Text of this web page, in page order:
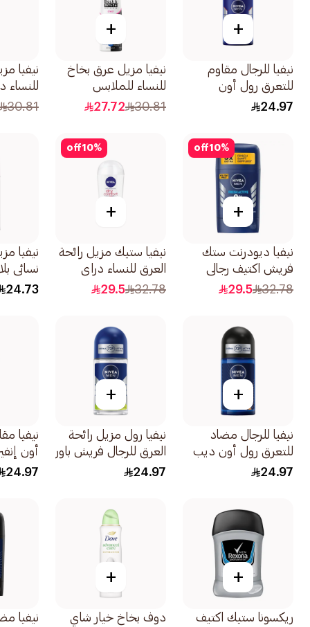
+
نيفيا للرجال مقاوم
للتعرق رول أون
بحماية جافة فائقة
24.97
+
نيفيا مزيل عرق بخاخ
للنساء للملابس
السوداء والبيضاء
30.81
27.72
نيفيا
للنساء
150مل
30.81
10%
off
+
نيفيا ديودرنت ستك
فريش اكتيف رجالي
50مل
32.78
29.5
10%
off
+
نيفيا ستيك مزيل رائحة
العرق للنساء دراي
كومفورت 40مل
32.78
29.5
نيفيا
نسائي
24.73
+
نيفيا للرجال مضاد
للتعرق رول أون ديب
إسبريسو مضاد للبكتيريا
24.97
+
نيفيا رول مزيل رائحة
العرق للرجال فريش باور
50مل
24.97
نيفيا
أون
وأبيض
24.97
+
ريكسونا ستيك اكتيف
+
دوف بخاخ خيار شاي نيفيا